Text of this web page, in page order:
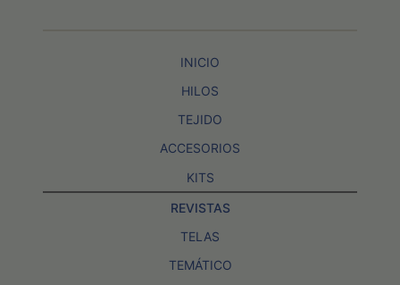
INICIO
HILOS
TEJIDO
ACCESORIOS
KITS
REVISTAS
TELAS
TEMÁTICO